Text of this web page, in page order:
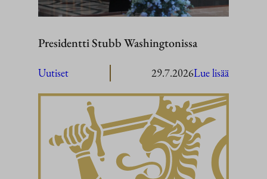
Presidentti Stubb Washingtonissa
Uutiset 29.7.2026Lue lisää